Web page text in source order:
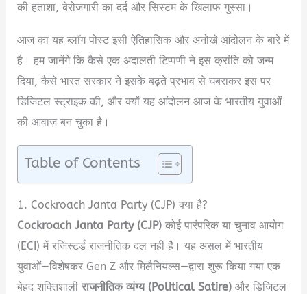
की हताशा, बेरोजगारी का दर्द और सिस्टम के खिलाफ गुस्सा।
आज का यह ब्लॉग पोस्ट इसी ऐतिहासिक और अनोखे आंदोलन के बारे में
है। हम जानेंगे कि कैसे एक अदालती टिप्पणी ने इस क्रांति को जन्म
दिया, कैसे भारत सरकार ने इसके बढ़ते प्रभाव से घबराकर इस पर
डिजिटल स्ट्राइक की, और क्यों यह आंदोलन आज के भारतीय युवाओं
की आवाज़ बन चुका है।
Table of Contents
1. Cockroach Janta Party (CJP) क्या है?
Cockroach Janta Party (CJP) कोई पारंपरिक या चुनाव आयोग
(ECI) में रजिस्टर्ड राजनीतिक दल नहीं है। यह असल में भारतीय
युवाओं—विशेषकर Gen Z और मिलैनियल्स—द्वारा शुरू किया गया एक
बेहद शक्तिशालीराजनीतिक व्यंग्य (Political Satire) और डिजिटल